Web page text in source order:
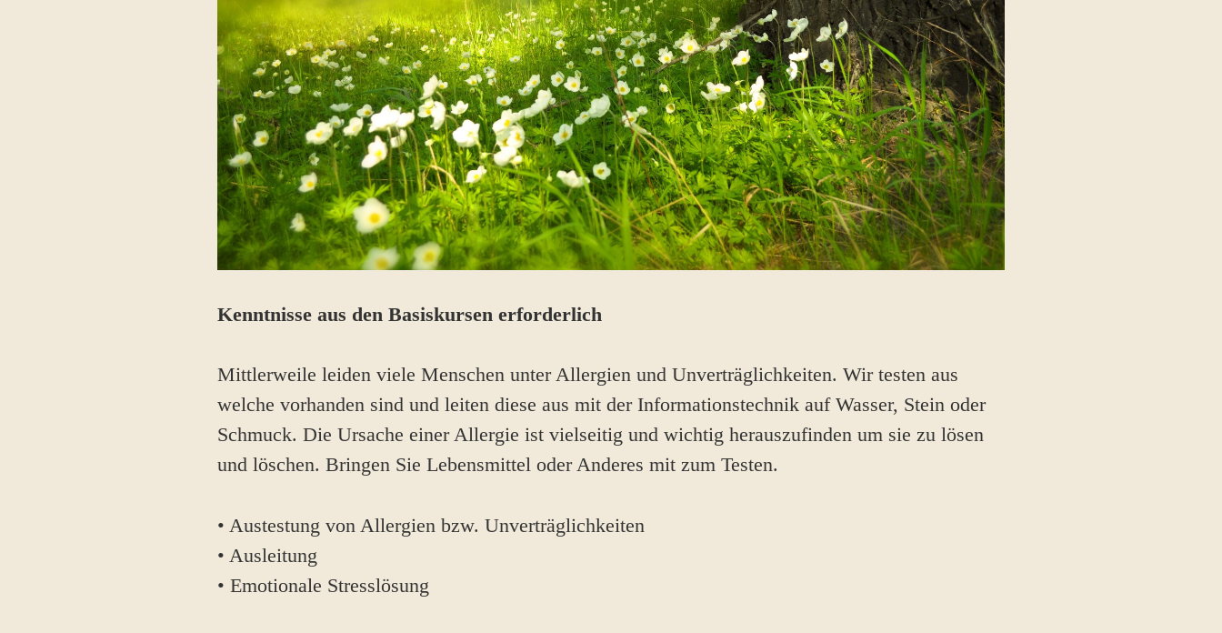
Kenntnisse aus den Basiskursen erforderlich
Mittlerweile leiden viele Menschen unter Allergien und Unverträglichkeiten. Wir testen aus
welche vorhanden sind und leiten diese aus mit der Informationstechnik auf Wasser, Stein oder
Schmuck. Die Ursache einer Allergie ist vielseitig und wichtig herauszufinden um sie zu lösen
und löschen. Bringen Sie Lebensmittel oder Anderes mit zum Testen.
• Austestung von Allergien bzw. Unverträglichkeiten
• Ausleitung
• Emotionale Stresslösung